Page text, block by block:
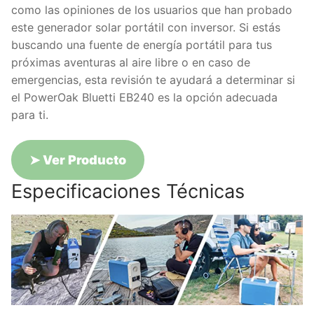
como las opiniones de los usuarios que han probado
este generador solar portátil con inversor. Si estás
buscando una fuente de energía portátil para tus
próximas aventuras al aire libre o en caso de
emergencias, esta revisión te ayudará a determinar si
el PowerOak Bluetti EB240 es la opción adecuada
para ti.
➤Ver Producto
Especificaciones Técnicas